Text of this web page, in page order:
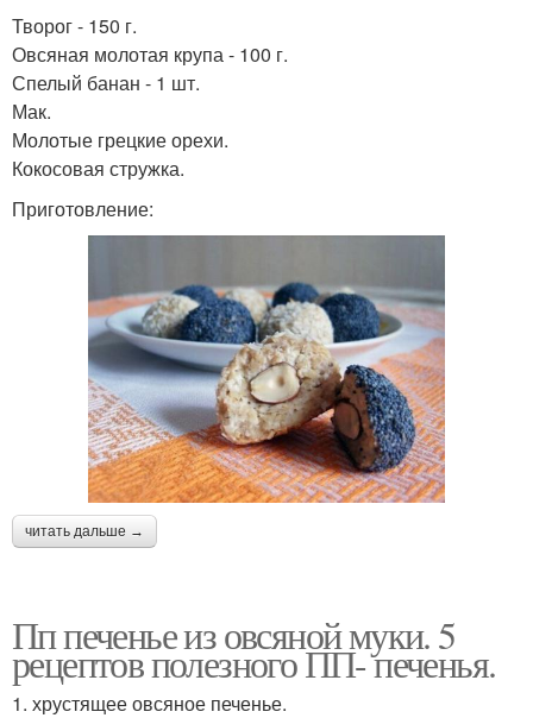
Творог - 150 г.
Овсяная молотая крупа - 100 г.
Спелый банан - 1 шт.
Мак.
Молотые грецкие орехи.
Кокосовая стружка.
Приготовление:
читать дальше →
Пп печенье из овсяной муки. 5
рецептов полезного ПП- печенья.
1. хрустящее овсяное печенье.